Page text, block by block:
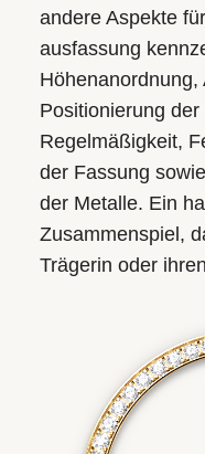
andere Aspekte
ausfassung
Höhen­anordnung,
Positionierung
Regelmäßigkeit,
der Fassung
der Metalle. Ein
Zusammenspiel,
Trägerin oder